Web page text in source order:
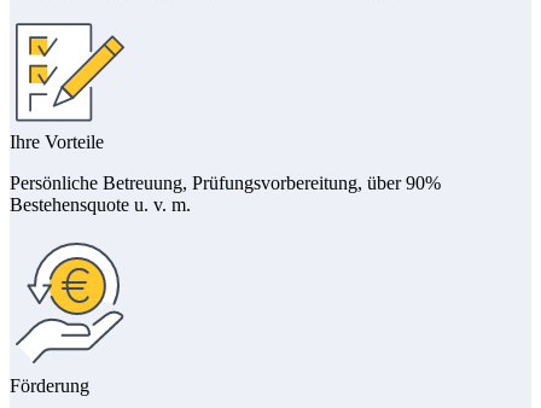
Ihre Vorteile
Persönliche Betreuung, Prüfungsvorbereitung, über 90%
Bestehensquote u. v. m.
Förderung